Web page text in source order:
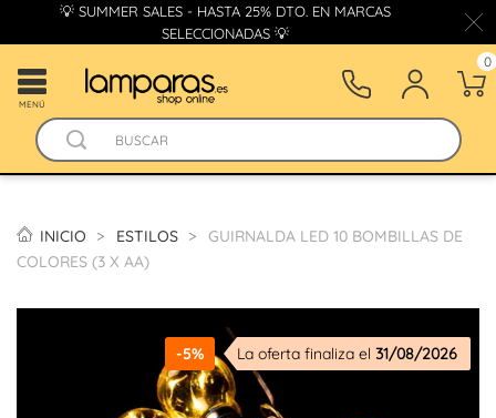
💡 SUMMER SALES - HASTA 25% DTO. EN MARCAS
SELECCIONADAS 💡
MENÚ
0
INICIO ESTILOS
GUIRNALDA LED 10 BOMBILLAS DE
COLORES (3 X AA)
-5% La oferta finaliza el 31/08/2026